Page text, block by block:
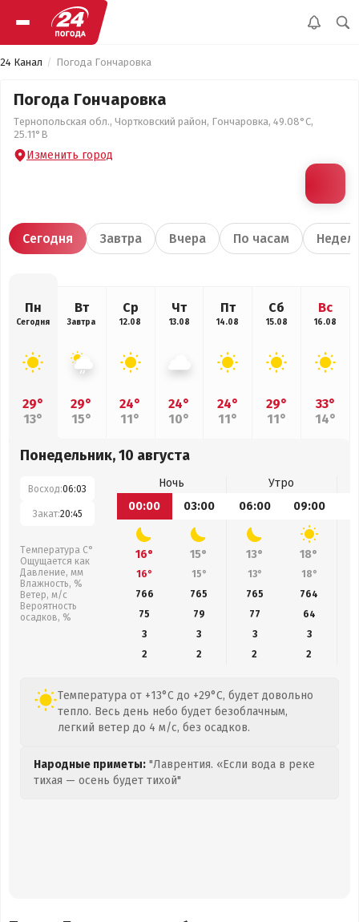
24 Канал Погода Гончаровка
Погода Гончаровка
Тернопольская обл., Чортковский район, Гончаровка, 49.08°С,
25.11°В
Изменить город
Сегодня Завтра Вчера По часам
Пн
Сегодня
29°
13°
Вт
Завтра
29°
15°
Ср
12.08
24°
11°
Чт
13.08
24°
10°
Пт
14.08
24°
11°
Сб
15.08
29°
11°
Вс
16.08
33°
14°
Понедельник, 10 августа
Восход:06:03
Закат:20:45
Температура С°
Ощущается как
Давление, мм
Влажность, %
Ветер, м/с
Вероятность
осадков, %
Ночь
Утро
00:00
03:00 06:00 09:00
16° 15° 13° 18°
16° 15° 13° 18°
766
765 765 764
75
79 77 64
3
3 3
3
2
2 2 2
Температура от +13°C до +29°C, будет довольно
тепло. Весь день небо будет безоблачным,
легкий ветер до 4 м/с, без осадков.
Народные приметы: "Лаврентия. «Если вода в реке
тихая — осень будет тихой"